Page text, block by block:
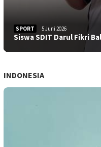
SPORT 5 Juni 2026
Siswa SDIT Darul Fikri
INDONESIA